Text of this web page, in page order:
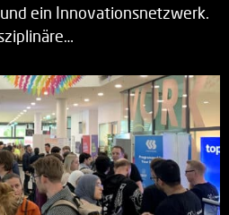
ein Innovationsnetzwerk.